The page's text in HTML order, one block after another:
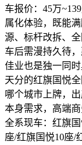
车报价：45万
属化体验，既能
源、标杆改拆、
车后需漫持久待
佳业也是独一同
天分的红旗国悦
哪个城市上牌，
本身需求，高端
全系现车：红旗
座/红旗国悦10座/